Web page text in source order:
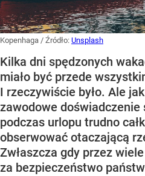
Kopenhaga / Źródło: Unsplash
Kilka dni spędzonych
miało być przede
I rzeczywiście było. Ale
zawodowe doświadczenie
podczas urlopu trudno
obserwować otaczającą
Zwłaszcza gdy przez
za bezpieczeństwo